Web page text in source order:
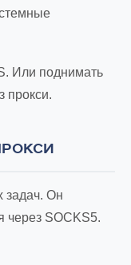
Или поднимать
прокси.
задач. Он
через SOCKS5.